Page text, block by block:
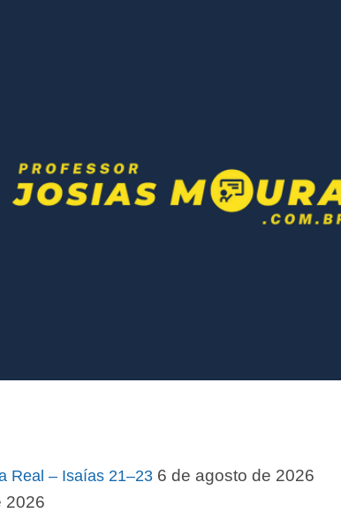
Real – Isaías 21–23 6 de agosto de 2026
2026